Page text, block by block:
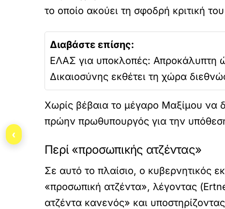
το οποίο ακούει τη σφοδρή κριτική
Διαβάστε επίσης:
ΕΛΑΣ για υποκλοπές: Απροκάλυπτη
Δικαιοσύνης εκθέτει τη χώρα
Χωρίς βέβαια το μέγαρο Μαξίμου να
πρώην πρωθυπουργός για την
Περί «προσωπικής ατζέντας»
Σε αυτό το πλαίσιο, ο κυβερνητικός
«προσωπική ατζέντα», λέγοντας
ατζέντα κανενός» και
‹